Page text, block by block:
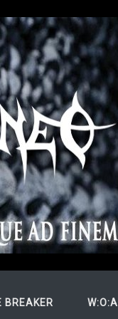
BREAKER W:O:A